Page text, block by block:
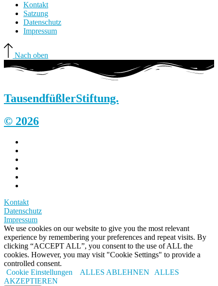
Kontakt
Satzung
Datenschutz
Impressum
Nach oben
TausendfüßlerStiftung.
© 2026
Kontakt
Datenschutz
Impressum
We use cookies on our website to give you the most relevant
experience by remembering your preferences and repeat visits. By
clicking “ACCEPT ALL”, you consent to the use of ALL the
cookies. However, you may visit "Cookie Settings" to provide a
controlled consent.
Cookie Einstellungen
ALLES ABLEHNEN
ALLES
AKZEPTIEREN